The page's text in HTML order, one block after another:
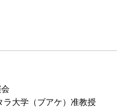
大学（ブアケ）准教授